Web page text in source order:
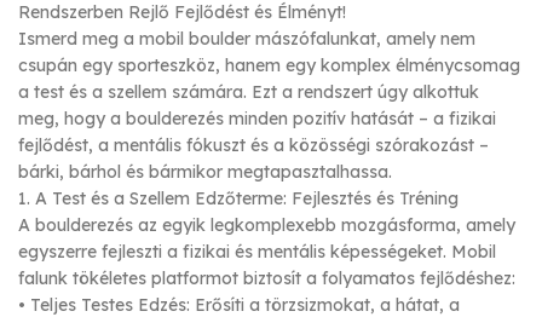
Rendszerben Rejlő Fejlődést és Élményt!
Ismerd meg a mobil boulder mászófalunkat, amely nem
csupán egy sporteszköz, hanem egy komplex élménycsomag
a test és a szellem számára. Ezt a rendszert úgy alkottuk
meg, hogy a boulderezés minden pozitív hatását – a fizikai
fejlődést, a mentális fókuszt és a közösségi szórakozást –
bárki, bárhol és bármikor megtapasztalhassa.
1. A Test és a Szellem Edzőterme: Fejlesztés és Tréning
A boulderezés az egyik legkomplexebb mozgásforma, amely
egyszerre fejleszti a fizikai és mentális képességeket. Mobil
falunk tökéletes platformot biztosít a folyamatos fejlődéshez:
• Teljes Testes Edzés: Erősíti a törzsizmokat, a hátat, a